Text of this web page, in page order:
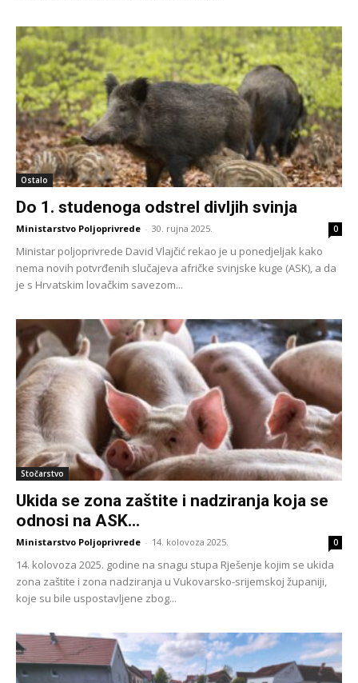
Ostalo
Do 1. studenoga odstrel divljih svinja
Ministarstvo Poljoprivrede - 30. rujna 2025. 0
Ministar poljoprivrede David Vlajčić rekao je u ponedjeljak kako
nema novih potvrđenih slučajeva afričke svinjske kuge (ASK), a da
je s Hrvatskim lovačkim savezom...
Stočarstvo
Ukida se zona zaštite i nadziranja koja se
odnosi na ASK...
Ministarstvo Poljoprivrede - 14. kolovoza 2025. 0
14. kolovoza 2025. godine na snagu stupa Rješenje kojim se ukida
zona zaštite i zona nadziranja u Vukovarsko-srijemskoj županiji,
koje su bile uspostavljene zbog...